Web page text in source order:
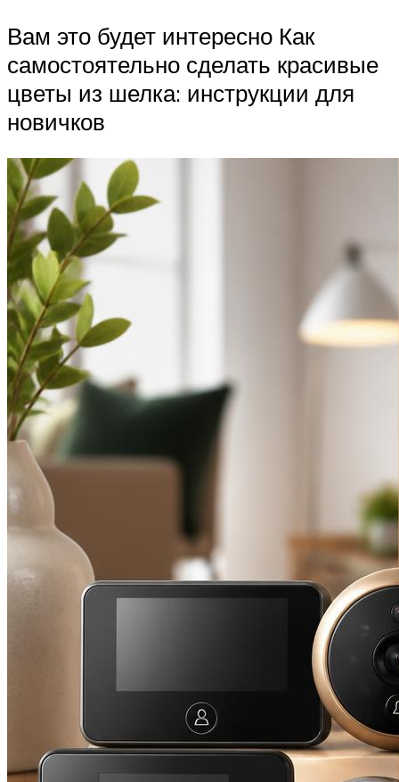
Вам это будет интересно Как
самостоятельно сделать красивые
цветы из шелка: инструкции для
новичков